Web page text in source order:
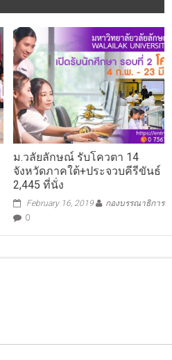
ม.วลัยลักษณ์ รับโควตา 14
จังหวัดภาคใต้+ประจวบคีรีขันธ์
2,445 ที่นั่ง
February 16, 2019
กองบรรณาธิการ
0